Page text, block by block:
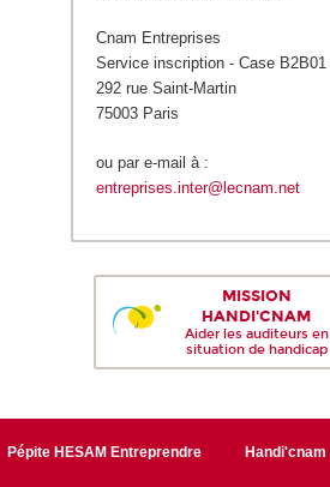
Cnam Entreprises
Service inscription - Case B2B01
292 rue Saint-Martin
75003 Paris
ou par e-mail à :
entreprises.inter@lecnam.net
MISSION
HANDI'CNAM
Aider les auditeurs en
situation de handicap
Pépite HESAM Entreprendre
Handi'cnam